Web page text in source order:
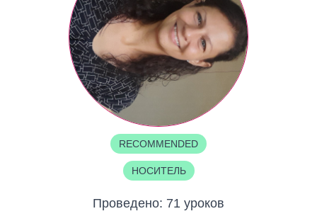
RECOMMENDED
НОСИТЕЛЬ
Проведено: 71 уроков